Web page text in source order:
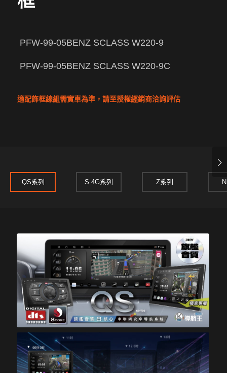
PFW-99-05BENZ SCLASS W220-9
PFW-99-05BENZ SCLASS W220-9C
適配飾框線組需實車為準，請至授權經銷商洽詢評估
QS系列 S 4G系列 Z系列